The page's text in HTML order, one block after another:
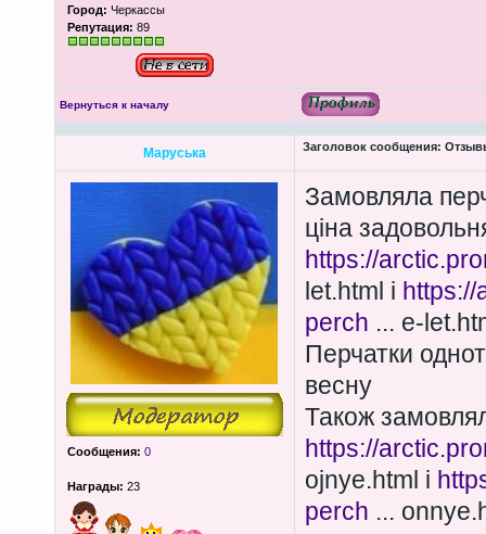
Город: Черкассы
Репутация: 89
Вернуться к началу
Маруська Заголовок сообщения:
Сообщения: 0
Награды: 23
Замовляла
ціна
https://
let.html і https://
perch ... e-
Перчатки
весну
Також
https://
ojnye.html і
perch ...